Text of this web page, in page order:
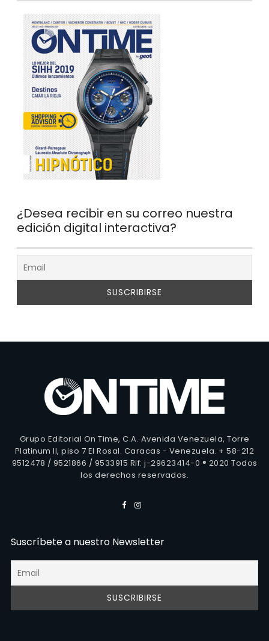
¿Desea recibir en su correo nuestra
edición digital interactiva?
Grupo Editorial On Time, C.A. Avenida Venezuela, Torre
Platinum II, piso 7 El Rosal. Caracas - Venezuela. + 58-212
9512478 / 9521866 / 9533915 Rif: j-29623414-0 ® 2020 Todos
los derechos reservados.
Suscríbete a nuestro Newsletter